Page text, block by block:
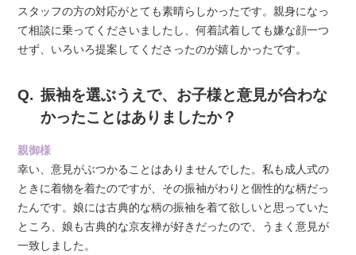
スタッフの方の対応がとても素晴らしかったです。親身になっ
て相談に乗ってくださいましたし、何着試着しても嫌な顔一つ
せず、いろいろ提案してくださったのが嬉しかったです。
振袖を選ぶうえで、お子様と意見が合わな
かったことはありましたか？
親御様
幸い、意見がぶつかることはありませんでした。私も成人式の
ときに着物を着たのですが、その振袖がわりと個性的な柄だっ
たんです。娘には古典的な柄の振袖を着て欲しいと思っていた
ところ、娘も古典的な京友禅が好きだったので、うまく意見が
一致しました。